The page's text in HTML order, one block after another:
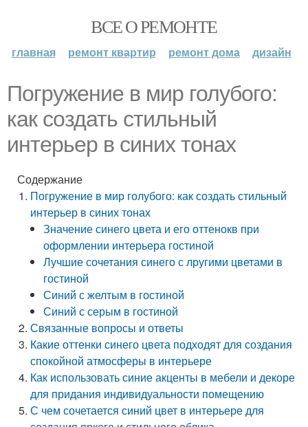
ВСЕ О РЕМОНТЕ
главная ремонт квартир ремонт дома дизайн
Погружение в мир голубого:
как создать стильный
интерьер в синих тонах
Содержание
Погружение в мир голубого: как создать стильный
интерьер в синих тонах
Значение синего цвета и его оттенокв при
оформлении интерьера гостиной
Лучшие сочетания синего с лругими цветами в
гостиной
Синий с желтым в гостиной
Синий с серым в гостиной
Связанные вопросы и ответы
Какие оттенки синего цвета подходят для создания
спокойной атмосферы в интерьере
Как использовать синие акценты в мебели и декоре
для придания индивидуальности помещению
С чем сочетается синий цвет в интерьере для